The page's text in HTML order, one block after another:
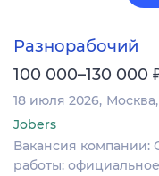
Разнорабочий
100 000–130 000
18 июля 2026 Москва
Jobers
Вакансия
работы: